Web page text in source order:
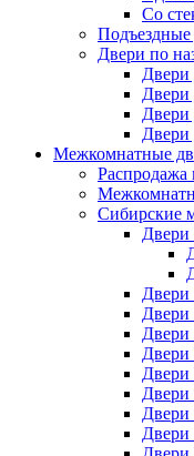
Со
Подъездные
Двери по
Двери
Двери
Двери
Двери
Межкомнатные
Распродажа
Сибирские
Двери
Двери
Двери
Двери
Двери
Двери
Двери
Двери